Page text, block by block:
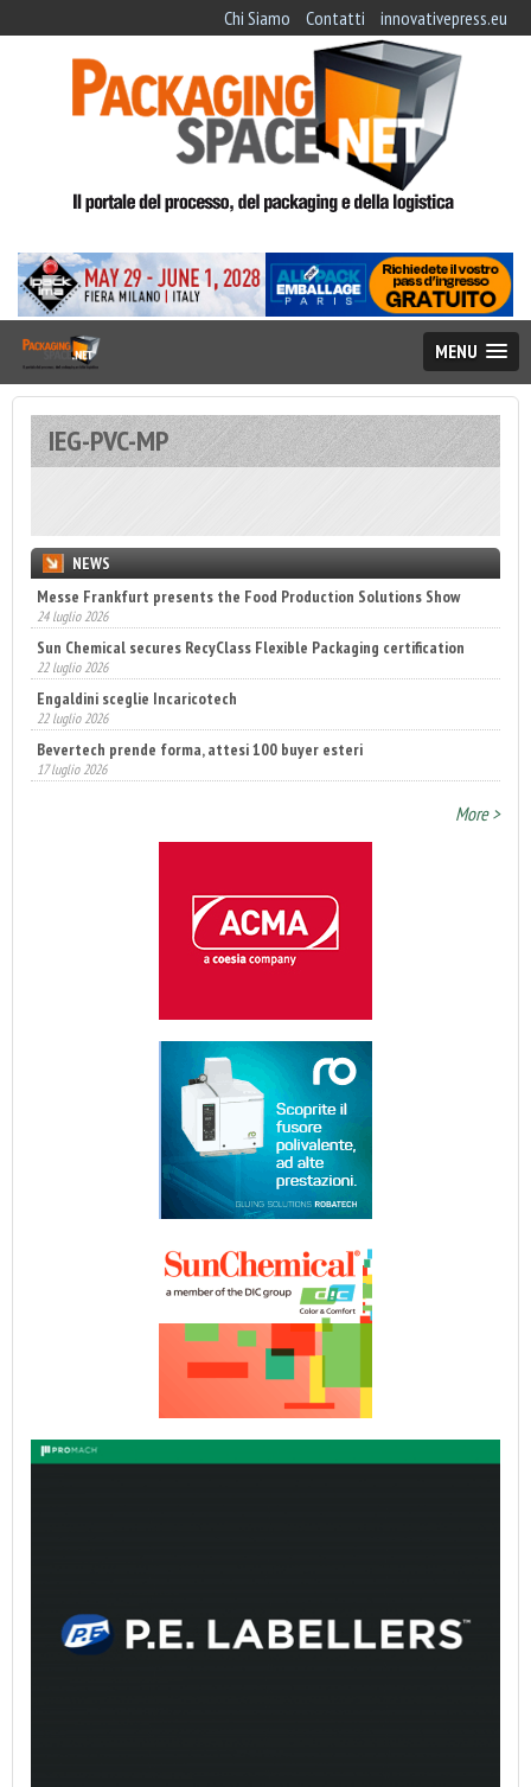
Chi Siamo Contatti innovativepress.eu
MENU
IEG-PVC-MP
NEWS
Messe Frankfurt presents the Food Production Solutions Show
24 luglio 2026
Sun Chemical secures RecyClass Flexible Packaging certification
22 luglio 2026
Engaldini sceglie Incaricotech
22 luglio 2026
Bevertech prende forma, attesi 100 buyer esteri
17 luglio 2026
More >